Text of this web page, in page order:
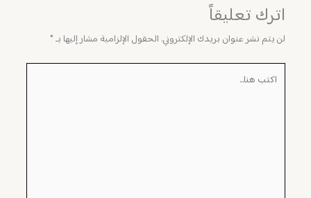
اترك تعليقاً
لن يتم نشر عنوان بريدك الإلكتروني. الحقول الإلزامية مشار إليها بـ*